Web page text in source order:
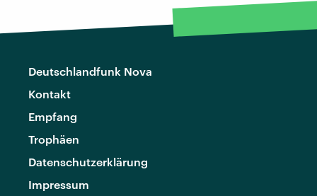
Deutschlandfunk Nova
Kontakt
Empfang
Trophäen
Datenschutzerklärung
Impressum